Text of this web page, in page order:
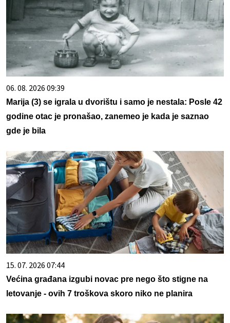
06. 08. 2026 09:39
Marija (3) se igrala u dvorištu i samo je nestala: Posle 42
godine otac je pronašao, zanemeo je kada je saznao
gde je bila
15. 07. 2026 07:44
Većina građana izgubi novac pre nego što stigne na
letovanje - ovih 7 troškova skoro niko ne planira